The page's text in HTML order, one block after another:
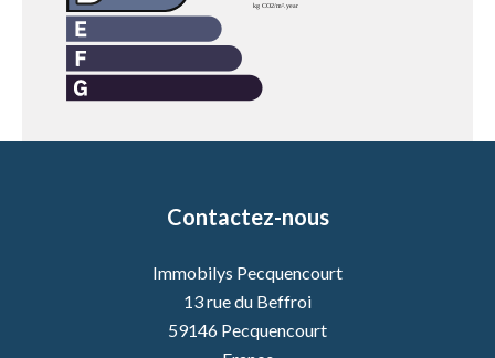
Contactez-nous
Immobilys Pecquencourt
13 rue du Beffroi
59146 Pecquencourt